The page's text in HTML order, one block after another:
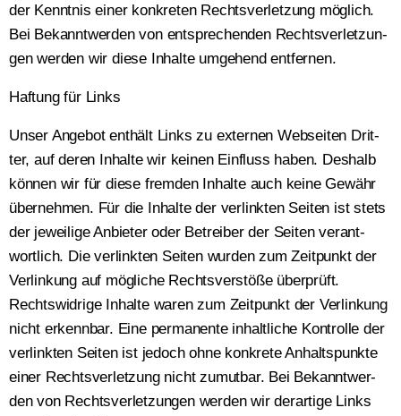
der Kennt­nis einer kon­kre­ten Rechts­ver­let­zung mög­lich.
Bei Bekannt­wer­den von ent­spre­chen­den Rechts­ver­let­zun­
gen wer­den wir die­se Inhal­te umge­hend ent­fer­nen.
Haf­tung für Links
Unser Ange­bot ent­hält Links zu exter­nen Web­sei­ten Drit­
ter, auf deren Inhal­te wir kei­nen Ein­fluss haben. Des­halb
kön­nen wir für die­se frem­den Inhal­te auch kei­ne Gewähr
über­neh­men. Für die Inhal­te der ver­link­ten Sei­ten ist stets
der jewei­li­ge Anbie­ter oder Betrei­ber der Sei­ten ver­ant­
wort­lich. Die ver­link­ten Sei­ten wur­den zum Zeit­punkt der
Ver­lin­kung auf mög­li­che Rechts­ver­stö­ße über­prüft.
Rechts­wid­ri­ge Inhal­te waren zum Zeit­punkt der Ver­lin­kung
nicht erkenn­bar. Eine per­ma­nen­te inhalt­li­che Kon­trol­le der
ver­link­ten Sei­ten ist jedoch ohne kon­kre­te Anhalts­punk­te
einer Rechts­ver­let­zung nicht zumut­bar. Bei Bekannt­wer­
den von Rechts­ver­let­zun­gen wer­den wir der­ar­ti­ge Links